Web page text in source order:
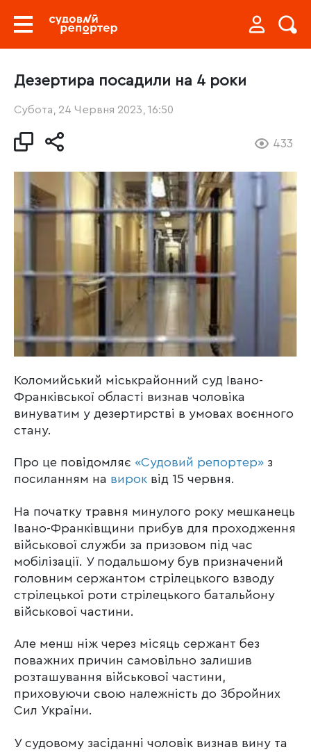
Дезертира посадили на 4 роки
Субота, 24 Червня 2023, 16:50
433
Коломийський міськрайонний суд Івано-
Франківської області визнав чоловіка
винуватим у дезертирстві в умовах воєнного
стану.
Про це повідомляє «Судовий репортер» з
посиланням на вирок від 15 червня.
На початку травня минулого року мешканець
Івано-Франківщини прибув для проходження
військової служби за призовом під час
мобілізації. У подальшому був призначений
головним сержантом стрілецького взводу
стрілецької роти стрілецького батальйону
військової частини.
Але менш ніж через місяць сержант без
поважних причин самовільно залишив
розташування військової частини,
приховуючи свою належність до Збройних
Сил України.
У судовому засіданні чоловік визнав вину та